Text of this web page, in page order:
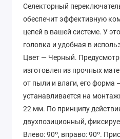
Селекторный
обеспечит эффективную
цепей в вашей системе. У
головка и удобная в
Цвет — Черный.
изготовлен из прочных
от пыли и влаги, его форма
устанавливается на
22 мм. По принципу
двухпозиционный,
Влево: 90º, вправо: 90º.